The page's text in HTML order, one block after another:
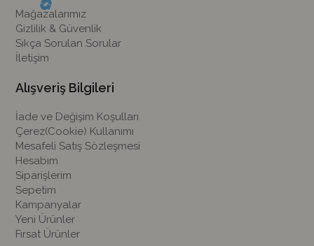
Mağazalarımız
Gizlilik & Güvenlik
Sıkça Sorulan Sorular
İletişim
Alışveriş Bilgileri
İade ve Değişim Koşulları
Çerez(Cookie) Kullanımı
Mesafeli Satış Sözleşmesi
Hesabım
Siparişlerim
Sepetim
Kampanyalar
Yeni Ürünler
Fırsat Ürünler